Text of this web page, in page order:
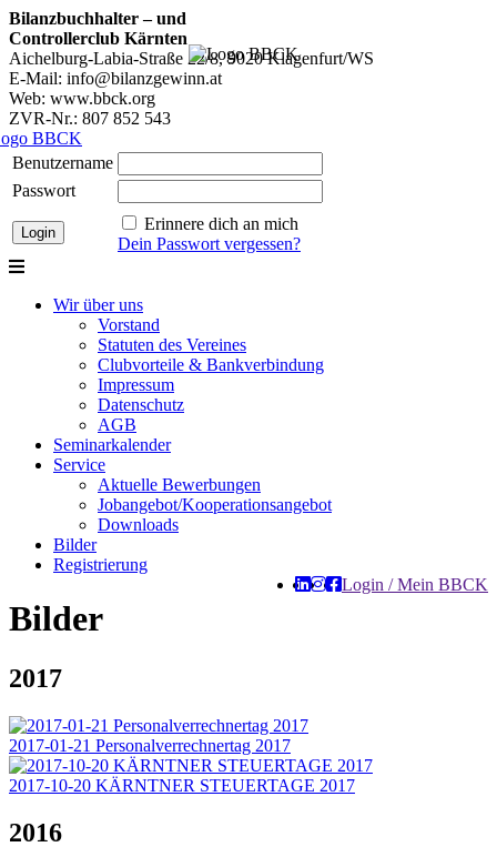
Bilanzbuchhalter – und
Controllerclub Kärnten
Aichelburg-Labia-Straße 22/8, 9020 Klagenfurt/WS
E-Mail: info@bilanzgewinn.at
Web: www.bbck.org
ZVR-Nr.: 807 852 543
Benutzername
Passwort
Erinnere dich an mich
Dein Passwort vergessen?
Wir über uns
Vorstand
Statuten des Vereines
Clubvorteile & Bankverbindung
Impressum
Datenschutz
AGB
Seminarkalender
Service
Aktuelle Bewerbungen
Jobangebot/Kooperationsangebot
Downloads
Bilder
Registrierung
Login / Mein BBCK
Bilder
2017
2017-01-21 Personalverrechnertag 2017
2017-10-20 KÄRNTNER STEUERTAGE 2017
2016